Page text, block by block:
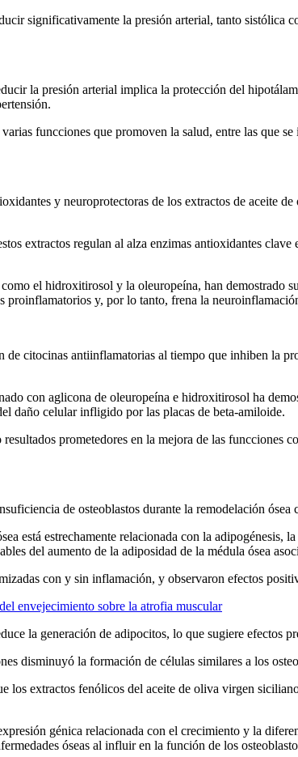
significativamente la presión arterial, tanto
la presión arterial implica la protección del
func­ciones que pro­mo­ven la salu­d, entre las que
y neuroprotectoras de los extractos de aceite
extractos regulan al alza enzimas antioxidantes
el hidroxitirosol y la oleuropeína, han
proinflamatorios y, por lo tanto, frena la
de citocinas antiinflamatorias al tiempo que inhiben la
con aglicona de oleuropeína e hidroxitirosol ha
daño celular infligido por las placas de beta-amiloide.
prometedores en la mejora de las func­ciones
de osteoblastos durante la remodelación ósea
está estrechamente relacionada con la
del aumento de la adiposidad de la médula ósea
con y sin inflamación, y observaron efectos
envejecimiento sobre la atrofia muscular
la generación de adipocitos, lo que sugiere efectos
disminuyó la formación de células similares a los
los extractos fenólicos del aceite de oliva virgen
génica relacionada con el crecimiento y la
óseas al influir en la función de los